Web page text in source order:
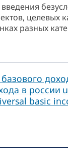
целевых
разных
в россии
basic